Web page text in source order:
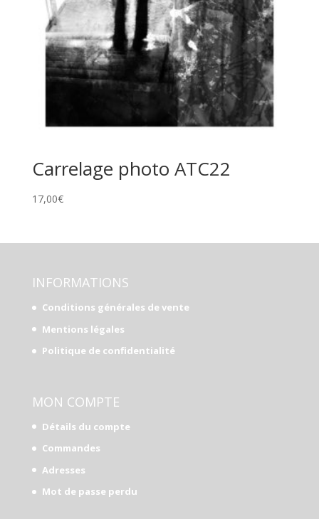
Carrelage photo ATC22
17,00€
INFORMATIONS
Conditions générales de vente
Mentions légales
Politique de confidentialité
MON COMPTE
Détails du compte
Commandes
Adresses
Mot de passe perdu